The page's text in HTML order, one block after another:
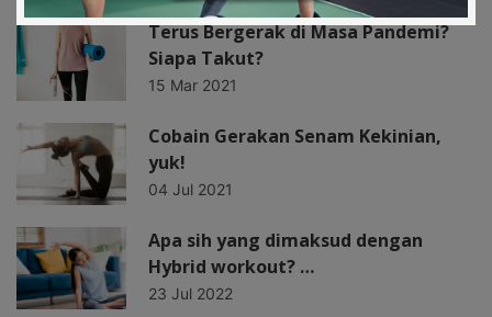
Terus Bergerak di Masa Pandemi?
Siapa Takut?
15 Mar 2021
Cobain Gerakan Senam Kekinian,
yuk!
04 Jul 2021
Apa sih yang dimaksud dengan
Hybrid workout? …
23 Jul 2022